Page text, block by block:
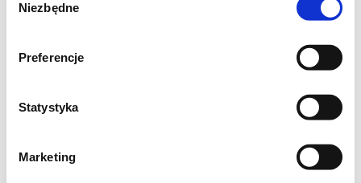
zgody
Niezbędne
Preferencje
Statystyka
Marketing